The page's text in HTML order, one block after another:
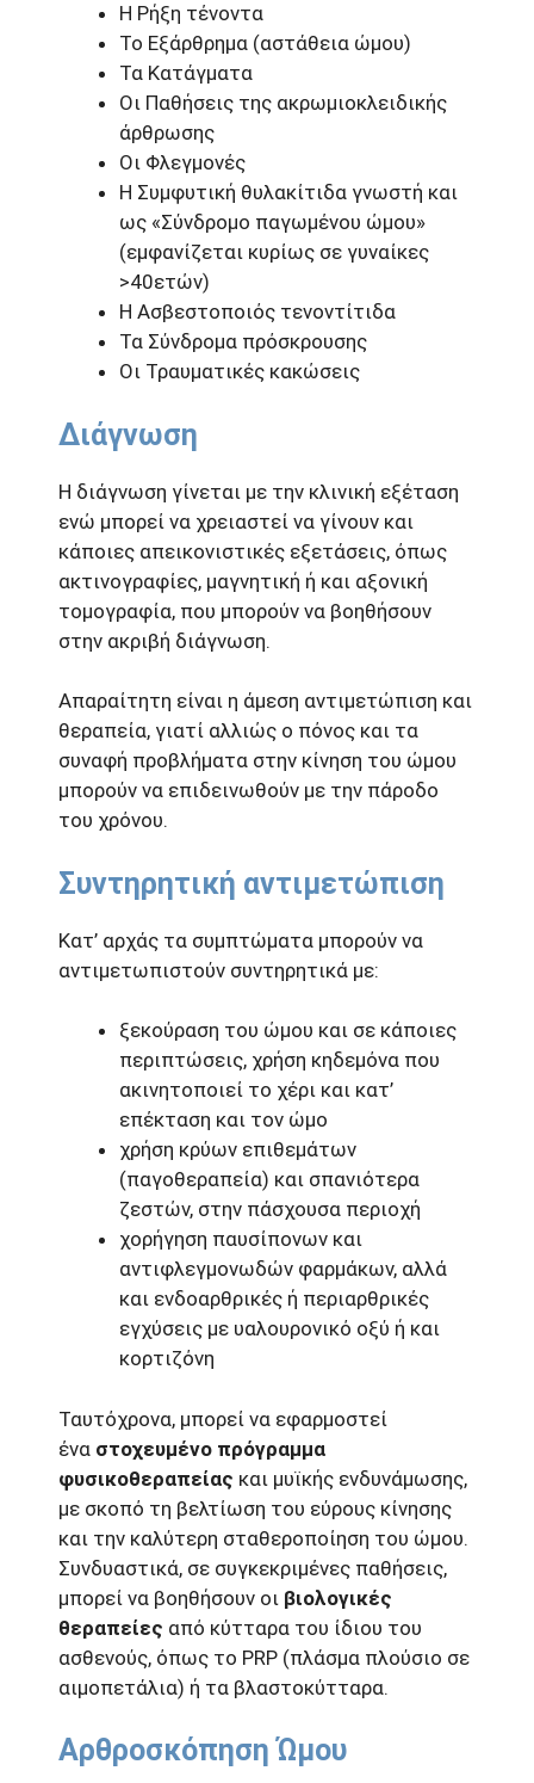
Η Ρήξη τένοντα
Το Εξάρθρημα (αστάθεια ώμου)
Τα Κατάγματα
Οι Παθήσεις της ακρωμιοκλειδικής
άρθρωσης
Οι Φλεγμονές
Η Συμφυτική θυλακίτιδα γνωστή και
ως «Σύνδρομο παγωμένου ώμου»
(εμφανίζεται κυρίως σε γυναίκες
>40ετών)
Η Ασβεστοποιός τενοντίτιδα
Τα Σύνδρομα πρόσκρουσης
Οι Τραυματικές κακώσεις
Διάγνωση
Η διάγνωση γίνεται με την κλινική εξέταση
ενώ μπορεί να χρειαστεί να γίνουν και
κάποιες απεικονιστικές εξετάσεις, όπως
ακτινογραφίες, μαγνητική ή και αξονική
τομογραφία, που μπορούν να βοηθήσουν
στην ακριβή διάγνωση.
Απαραίτητη είναι η άμεση αντιμετώπιση και
θεραπεία, γιατί αλλιώς ο πόνος και τα
συναφή προβλήματα στην κίνηση του ώμου
μπορούν να επιδεινωθούν με την πάροδο
του χρόνου.
Συντηρητική αντιμετώπιση
Κατ’ αρχάς τα συμπτώματα μπορούν να
αντιμετωπιστούν συντηρητικά με:
ξεκούραση του ώμου και σε κάποιες
περιπτώσεις, χρήση κηδεμόνα που
ακινητοποιεί το χέρι και κατ’
επέκταση και τον ώμο
χρήση κρύων επιθεμάτων
(παγοθεραπεία) και σπανιότερα
ζεστών, στην πάσχουσα περιοχή
χορήγηση παυσίπονων και
αντιφλεγμονωδών φαρμάκων, αλλά
και ενδοαρθρικές ή περιαρθρικές
εγχύσεις με υαλουρονικό οξύ ή και
κορτιζόνη
Ταυτόχρονα, μπορεί να εφαρμοστεί
ένα στοχευμένο πρόγραμμα
φυσικοθεραπείας και μυϊκής ενδυνάμωσης,
με σκοπό τη βελτίωση του εύρους κίνησης
και την καλύτερη σταθεροποίηση του ώμου.
Συνδυαστικά, σε συγκεκριμένες παθήσεις,
μπορεί να βοηθήσουν οι βιολογικές
θεραπείες από κύτταρα του ίδιου του
ασθενούς, όπως το PRP (πλάσμα πλούσιο σε
αιμοπετάλια) ή τα βλαστοκύτταρα.
Αρθροσκόπηση Ώμου